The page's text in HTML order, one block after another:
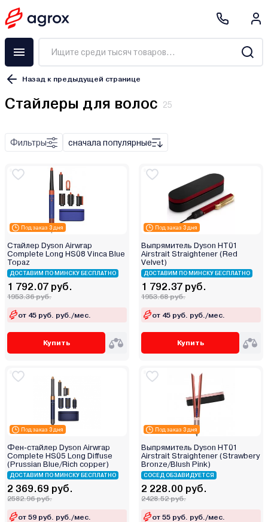
Назад к предыдущей странице
Стайлеры для волос 25
Dreame
Dyson
Стайлер
Мультистайлер
Фен-стайлер
Выпрямитель
Фильтры сначала популярные
Под заказ 3 дня
Стайлер Dyson Airwrap
Complete Long HS08 Vinca Blue
Topaz
ДОСТАВИМ ПО МИНСКУ БЕСПЛАТНО
1 792.07 руб.
1953.36 руб.
от 45 руб. руб./мес.
Купить
Под заказ 3 дня
Выпрямитель Dyson HT01
Airstrait Straightener (Red
Velvet)
ДОСТАВИМ ПО МИНСКУ БЕСПЛАТНО
1 792.37 руб.
1953.68 руб.
от 45 руб. руб./мес.
Купить
Под заказ 3 дня
Фен-стайлер Dyson Airwrap
Complete HS05 Long Diffuse
(Prussian Blue/Rich copper)
ДОСТАВИМ ПО МИНСКУ БЕСПЛАТНО
2 369.69 руб.
2582.96 руб.
от 59 руб. руб./мес.
Под заказ 3 дня
Выпрямитель Dyson HT01
Airstrait Straightener (Strawbery
Bronze/Blush Pink)
СОСЕД ОБЗАВИДУЕТСЯ
2 228.00 руб.
2428.52 руб.
от 55 руб. руб./мес.